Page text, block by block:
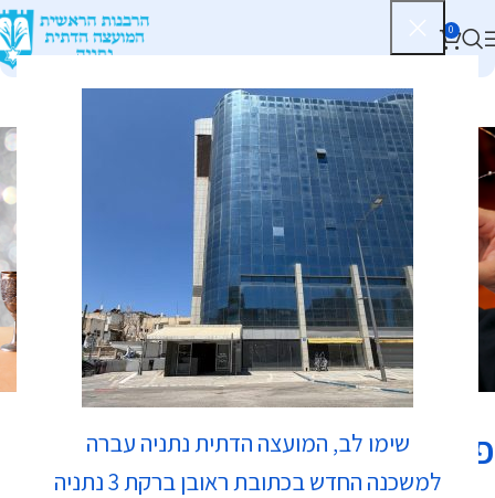
שימו לב, המועצה הדתית נתניה עברה
למשכנה החדש בכתובת ראובן ברקת 3 נתניה
0
כשרות
פיצה כשכש